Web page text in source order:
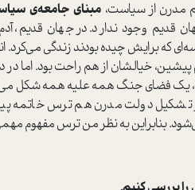
مدرن از سیاست، مبنای جامعه‌ی
قدیم وجود ندارد. در جهان قدیم،
که برایش چیده بودند زندگی
خیالشان از هم راحت بود. اما در
یک فضای جنگ همه علیه همه شکل
دولت مدرن هم ترس خاتمه
بنابراین به نظر من ترس مفهوم